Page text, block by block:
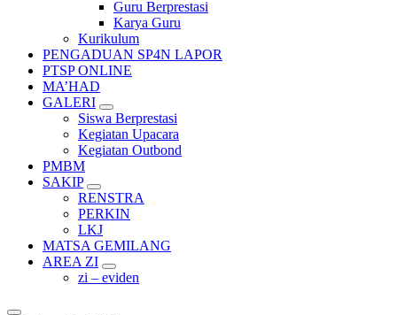
Guru Berprestasi
Karya Guru
Kurikulum
PENGADUAN SP4N LAPOR
PTSP ONLINE
MA’HAD
GALERI
Siswa Berprestasi
Kegiatan Upacara
Kegiatan Outbond
PMBM
SAKIP
RENSTRA
PERKIN
LKJ
MATSA GEMILANG
AREA ZI
zi – eviden